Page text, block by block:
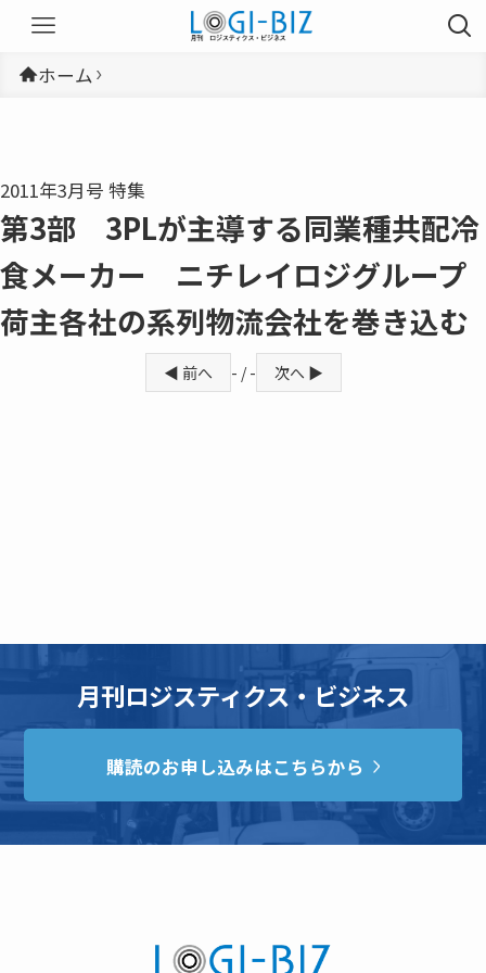
ホーム
2011年3月号 特集
第3部 3PLが主導する同業種共配冷
食メーカー ニチレイロジグループ
荷主各社の系列物流会社を巻き込む
◀ 前へ - / - 次へ ▶
月刊ロジスティクス・ビジネス
購読のお申し込みはこちらから